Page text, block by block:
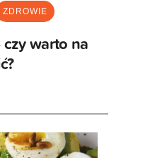
ZDROWIE
warto na